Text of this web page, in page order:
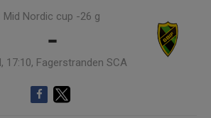
Mid Nordic cup -26 g
-
17:10, Fagerstranden SCA